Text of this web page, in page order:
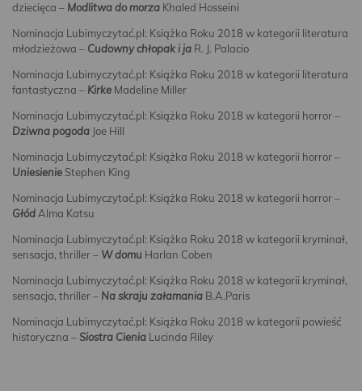
dziecięca – Modlitwa do morza Khaled Hosseini
Nominacja Lubimyczytać.pl: Książka Roku 2018 w kategorii literatura
młodzieżowa – Cudowny chłopak i ja R. J. Palacio
Nominacja Lubimyczytać.pl: Książka Roku 2018 w kategorii literatura
fantastyczna – Kirke Madeline Miller
Nominacja Lubimyczytać.pl: Książka Roku 2018 w kategorii horror –
Dziwna pogoda Joe Hill
Nominacja Lubimyczytać.pl: Książka Roku 2018 w kategorii horror –
Uniesienie Stephen King
Nominacja Lubimyczytać.pl: Książka Roku 2018 w kategorii horror –
GłódAlma Katsu
Nominacja Lubimyczytać.pl: Książka Roku 2018 w kategorii kryminał,
sensacja, thriller – W domu Harlan Coben
Nominacja Lubimyczytać.pl: Książka Roku 2018 w kategorii kryminał,
sensacja, thriller – Na skraju załamania B.A.Paris
Nominacja Lubimyczytać.pl: Książka Roku 2018 w kategorii powieść
historyczna –Siostra Cienia Lucinda Riley